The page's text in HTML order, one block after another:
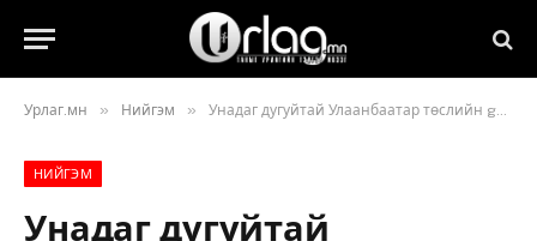
Урлаг.мн » Нийгэм » Унадаг дугуйтай Улаанбаатар төслийн google хандалт өссөөр байна
НИЙГЭМ
Унадаг дугуйтай